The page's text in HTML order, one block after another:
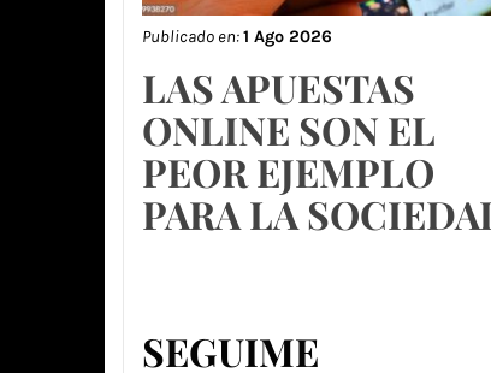
Publicado en:1 Ago 2026
LAS APUESTAS
ONLINE SON EL
PEOR EJEMPLO
PARA LA
SEGUIME